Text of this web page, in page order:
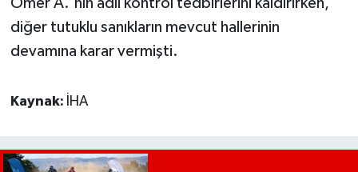
diğer tutuklu sanıkların mevcut hallerinin
devamına karar vermişti.
Kaynak: İHA